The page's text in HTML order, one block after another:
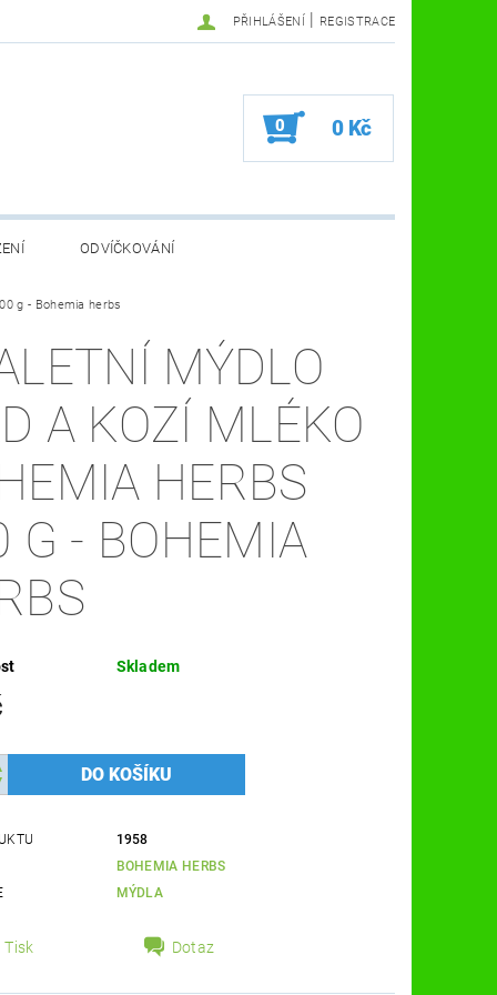
PŘIHLÁŠENÍ | REGISTRACE
0 0 Kč
ODVÍČKOVÁNÍ
VČELÍ FARMA
VČELAŘSKÉ POMŮCKY
g - Bohemia herbs
MÝDLO
A KOZÍ MLÉKO
HERBS
G - BOHEMIA
Skladem
1958
BOHEMIA HERBS
MÝDLA
Tisk Dotaz